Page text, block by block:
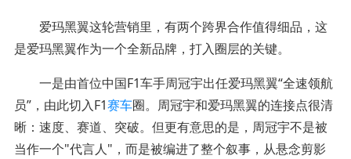
爱玛黑翼这轮营销里，有两个跨界合作值得细品，这
是爱玛黑翼作为一个全新品牌，打入圈层的关键。
一是由首位中国F1车手周冠宇出任爱玛黑翼“全速领航
员”，由此切入F1赛车圈。周冠宇和爱玛黑翼的连接点很清
晰：速度、赛道、突破。但更有意思的是，周冠宇不是被
当作一个"代言人"，而是被编进了整个叙事，从悬念剪影